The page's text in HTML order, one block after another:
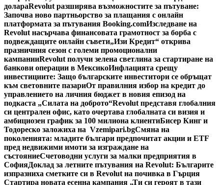
долараRevolut разширява възможностите за пътуване:
Започва ново партньорство за плащания с онлайн
платформата за пътувания Booking.comИзследване на
Revolut насърчава финансовата грамотност за борба с
подвеждащите онлайн съвети„Изи Кредит“ открива
празничния сезон с големи промоционални
кампанииRevolut получи зелена светлина за стартиране на
банкови операции в МексикоИнфлацията срещу
инвестициите: Защо българските инвеститори се обръщат
към световните пазариОт правилния избор на кредит до
управлението на личния бюджет в новия епизод на
подкаста „Силата на доброто“Revolut представя глобалния
си централен офис, като очертава глобалната си визия и
амбициозен график за 100 милиона клиентиБисер Кинг и
Тодореско заложиха на Vzemipari.bgСмяна на
поколенията: младите българи предпочитат акции и ETF
пред недвижими имоти за изграждане на
състояниеСчетоводни услуги за малки предприятия в
СофияДоклад за летните пътувания на Revolut: Българите
изпразниха сметките си в Revolut на почивка в Гърция
Стартира новата есенна кампания „Ти си героят в тази